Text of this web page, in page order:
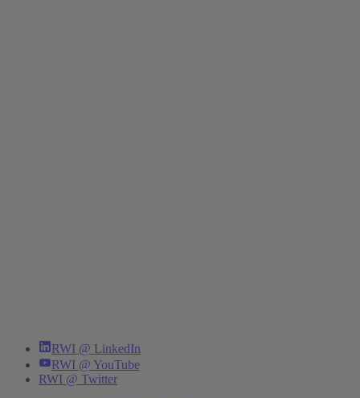
RWI @ LinkedIn
RWI @ YouTube
RWI @ Twitter